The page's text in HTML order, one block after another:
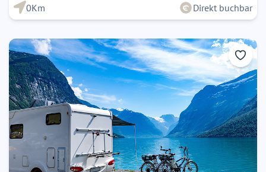
0Km Direkt buchbar